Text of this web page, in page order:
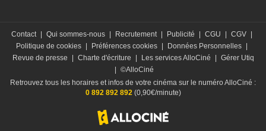
Contact | Qui sommes-nous | Recrutement | Publicité | CGU | CGV |
Politique de cookies | Préférences cookies | Données Personnelles |
Revue de presse
| Charte d'écriture | Les services AlloCiné | Gérer Utiq
| ©AlloCiné
Retrouvez tous les horaires et infos de votre cinéma sur le numéro AlloCiné :
0 892 892 892 (0,90€/minute)